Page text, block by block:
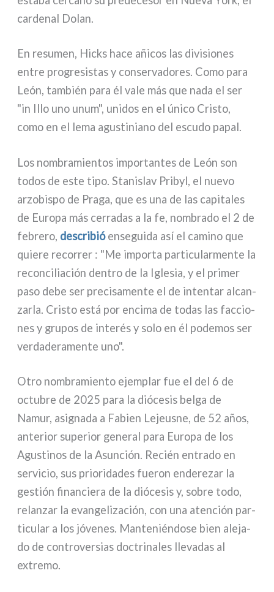
car­de­nal Dolan.
En resu­men, Hicks hace añi­cos las divi­sio­nes
entre pro­gre­si­stas y con­ser­va­do­res. Como para
León, tam­bién para él vale más que nada el ser
"in Illo uno unum", uni­dos en el úni­co Cristo,
como en el lema agu­sti­nia­no del escu­do papal.
Los nom­bra­mien­tos impor­tan­tes de León son
todos de este tipo. Stanislav Pribyl, el nue­vo
arzo­bi­spo de Praga, que es una de las capi­ta­les
de Europa más cer­ra­das a la fe, nom­bra­do el 2 de
febre­ro, descri­bióense­gui­da así el cami­no que
quie­re recor­rer : "Me impor­ta par­ti­cu­lar­men­te la
recon­ci­lia­ción den­tro de la Iglesia, y el pri­mer
paso debe ser pre­ci­sa­men­te el de inten­tar alcan­
zar­la. Cristo está por enci­ma de todas las fac­cio­
nes y gru­pos de inte­rés y solo en él pode­mos ser
ver­da­de­ra­men­te uno".
Otro nom­bra­mien­to ejem­plar fue el del 6 de
octu­bre de 2025 para la dió­ce­sis bel­ga de
Namur, asi­gna­da a Fabien Lejeusne, de 52 años,
ante­rior supe­rior gene­ral para Europa de los
Agustinos de la Asunción. Recién entra­do en
ser­vi­cio, sus prio­ri­da­des fue­ron ende­re­zar la
gestión finan­cie­ra de la dió­ce­sis y, sobre todo,
relan­zar la evan­ge­li­za­ción, con una aten­ción par­
ti­cu­lar a los jóve­nes. Manteniéndose bien ale­ja­
do de con­tro­ver­sias doc­tri­na­les lle­va­das al
extre­mo.